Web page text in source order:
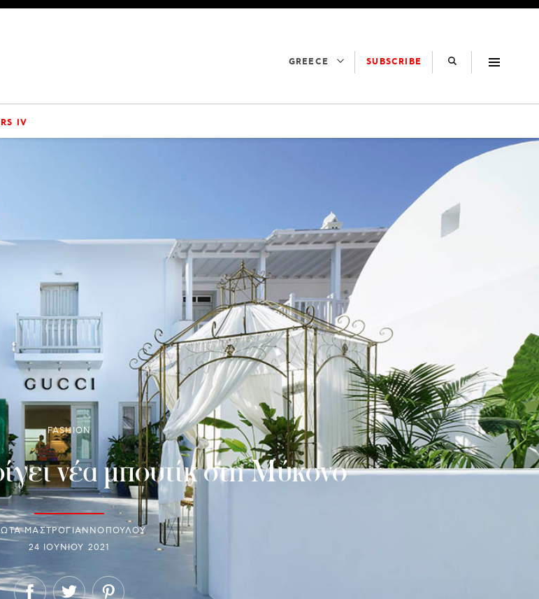
GREECE SUBSCRIBE
IV
FASHION
νέα μπουτίκ στη Μύκονο
ΜΑΣΤΡΟΓΙΑΝΝΟΠΟΥΛΟΥ
24 ΙΟΥΝΊΟΥ 2021